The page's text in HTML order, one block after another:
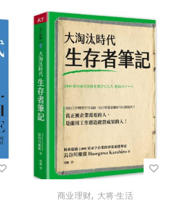
商业理财, 大将·生活